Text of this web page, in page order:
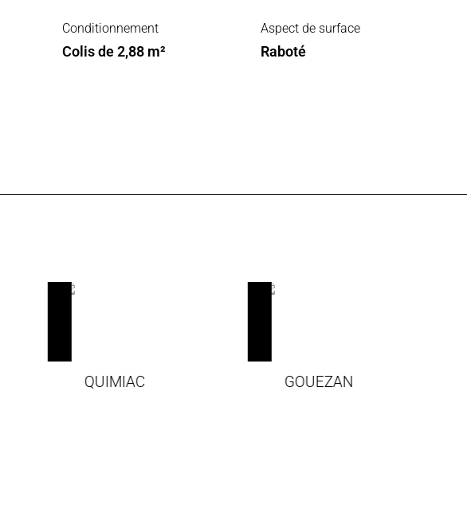
Conditionnement
Colis de 2,88 m²
Aspect de surface
Raboté
QUIMIAC GOUEZAN